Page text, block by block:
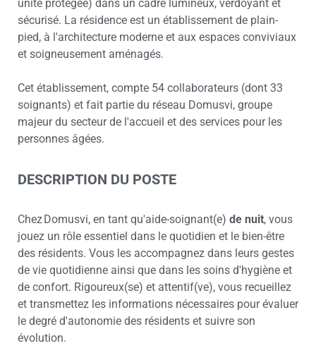
unité protégée) dans un cadre lumineux, verdoyant et
sécurisé. La résidence est un établissement de plain-
pied, à l'architecture moderne et aux espaces conviviaux
et soigneusement aménagés.
Cet établissement, compte 54 collaborateurs (dont 33
soignants) et fait partie du réseau Domusvi, groupe
majeur du secteur de l'accueil et des services pour les
personnes âgées.
DESCRIPTION DU POSTE
Chez Domusvi, en tant qu'aide-soignant(e) de nuit, vous
jouez un rôle essentiel dans le quotidien et le bien-être
des résidents. Vous les accompagnez dans leurs gestes
de vie quotidienne ainsi que dans les soins d'hygiène et
de confort. Rigoureux(se) et attentif(ve), vous recueillez
et transmettez les informations nécessaires pour évaluer
le degré d'autonomie des résidents et suivre son
évolution.